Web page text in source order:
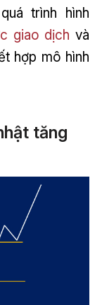
trình hình
giao dịch và
hợp mô hình
tăng